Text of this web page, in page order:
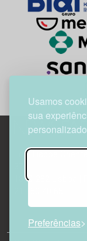
Usamos
sua
Preferências
Edif. Lisboa
1800-282 Lisboa |